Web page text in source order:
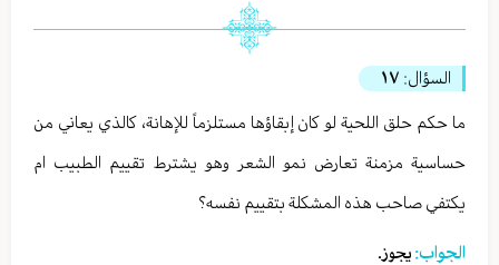
السؤال: ١٧
ما حكم حلق اللحية لو كان إبقاؤها مستلزماً للإهانة، كالذي يعاني من
حساسية مزمنة تعارض نمو الشعر وهو يشترط تقييم الطبيب ام
يكتفي صاحب هذه المشكلة بتقييم نفسه؟
الجواب: يجوز.